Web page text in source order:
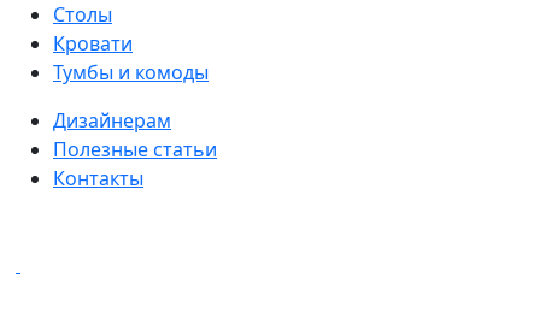
Столы
Кровати
Тумбы и комоды
Дизайнерам
Полезные статьи
Контакты